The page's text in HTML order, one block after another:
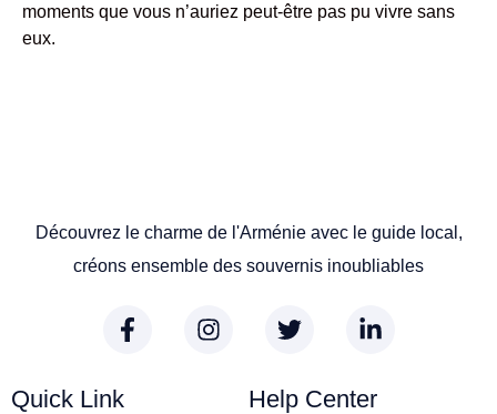
moments que vous n’auriez peut-être pas pu vivre sans
eux.
Découvrez le charme de l'Arménie avec le guide local,
créons ensemble des souvernis inoubliables
Quick Link Help Center